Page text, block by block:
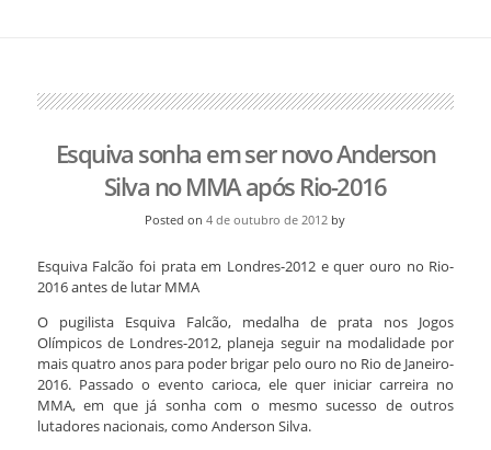
Esquiva sonha em ser novo Anderson
Silva no MMA após Rio-2016
Posted on 4 de outubro de 2012 by
Esquiva Falcão foi prata em Londres-2012 e quer ouro no Rio-
2016 antes de lutar MMA
O pugilista Esquiva Falcão, medalha de prata nos Jogos
Olímpicos de Londres-2012, planeja seguir na modalidade por
mais quatro anos para poder brigar pelo ouro no Rio de Janeiro-
2016. Passado o evento carioca, ele quer iniciar carreira no
MMA, em que já sonha com o mesmo sucesso de outros
lutadores nacionais, como Anderson Silva.